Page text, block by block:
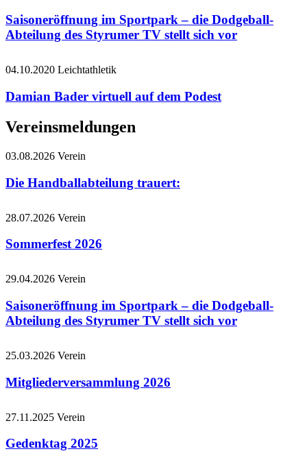
Saisoneröffnung im Sportpark – die Dodgeball-
Abteilung des Styrumer TV stellt sich vor
04.10.2020 Leichtathletik
Damian Bader virtuell auf dem Podest
Vereinsmeldungen
03.08.2026 Verein
Die Handballabteilung trauert:
28.07.2026 Verein
Sommerfest 2026
29.04.2026 Verein
Saisoneröffnung im Sportpark – die Dodgeball-
Abteilung des Styrumer TV stellt sich vor
25.03.2026 Verein
Mitgliederversammlung 2026
27.11.2025 Verein
Gedenktag 2025